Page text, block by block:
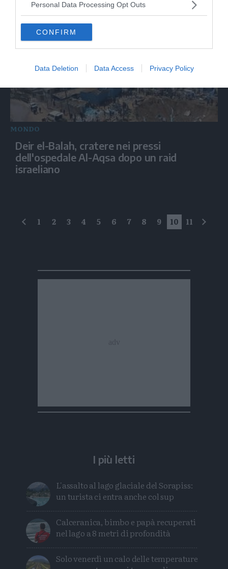
Personal Data Processing Opt Outs
CONFIRM
Data Deletion Data Access Privacy Policy
MONDO
Deir el-Balah, cratere nei pressi
dell'ospedale Al-Aqsa dopo un raid
israeliano
precedente
1 2 3 4 5 6 7 8 9 10 11
I più letti
L'assalto al lago glaciale del Sorapiss:
un turista ci entra anche col sup
Calceranica, bimbo e papà recuperati
nel lago a 8 metri di profondità
Solo venerdì un calo delle temperature